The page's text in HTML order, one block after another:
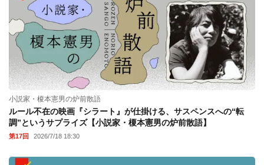
小説家・榎本憲男の炉前散語
ルール不在の映画『シラート』が仕掛ける、サスペンスへの“転
調”というサプライズ【小説家・榎本憲男の炉前散語】
第17回 2026/7/18 18:30